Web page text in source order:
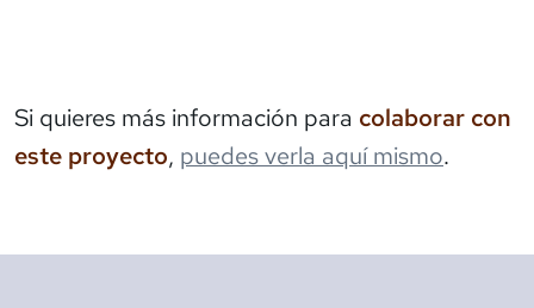
Si quieres más información para colaborar con
este proyecto, puedes verla aquí mismo.